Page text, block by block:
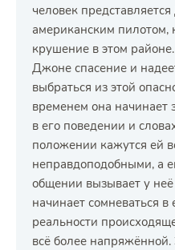
человек
американским пилотом,
крушение в этом
Джоне спасение и
выбраться из этой
временем она начинает
в его поведении и
положении кажутся ей
неправдоподобными, а
общении вызывает у
начинает сомневаться в
реальности
всё более